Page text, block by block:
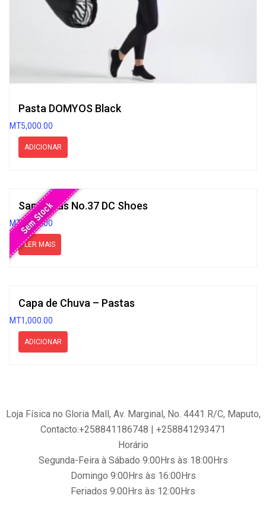
Pasta DOMYOS Black
MT5,000.00
ADICIONAR
Sem Stock
Sapatilhas No.37 DC Shoes
MT4,500.00
LER MAIS
Capa de Chuva – Pastas
MT1,000.00
ADICIONAR
Loja Física no Gloria Mall, Av. Marginal, No. 4441 R/C, Maputo,
Contacto:+258841186748 | +258841293471
Horário
Segunda-Feira à Sábado 9:00Hrs às 18:00Hrs
Domingo 9:00Hrs às 16:00Hrs
Feriados 9:00Hrs às 12:00Hrs